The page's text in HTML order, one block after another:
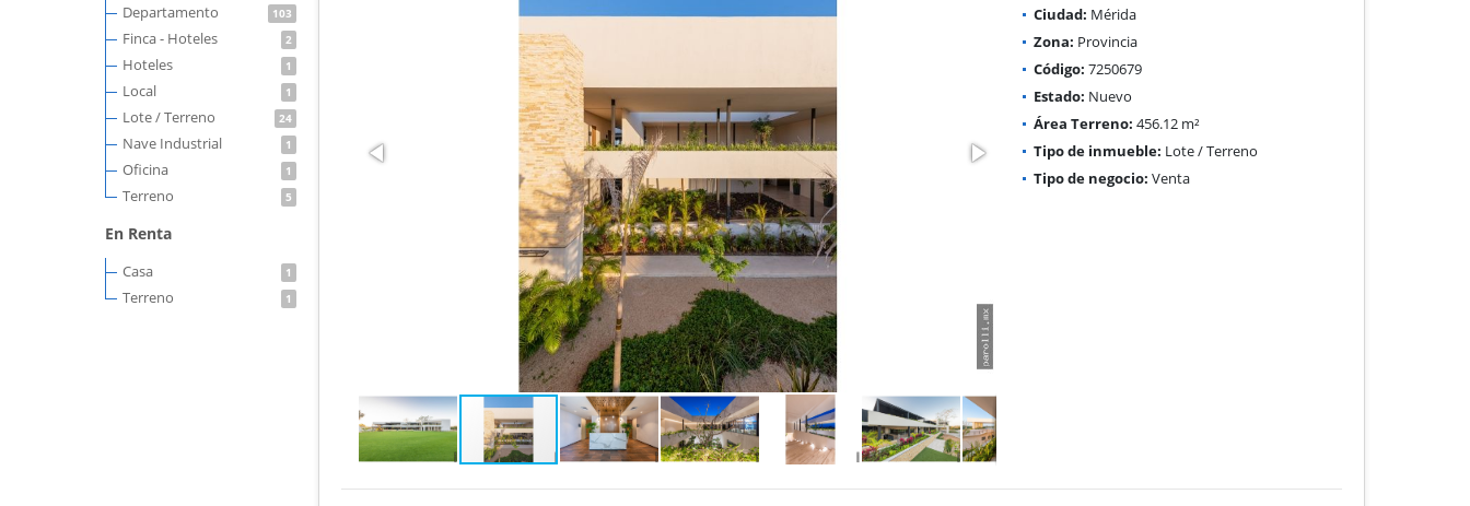
Departamento 103
Finca - Hoteles 2
Hoteles 1
Local 1
Lote / Terreno 24
Nave Industrial 1
Oficina 1
Terreno 5
En Renta
Casa 1
Terreno 1
Ciudad: Mérida
Zona: Provincia
Código: 7250679
Estado: Nuevo
Área Terreno: 456.12 m²
Tipo de inmueble: Lote / Terreno
Tipo de negocio: Venta